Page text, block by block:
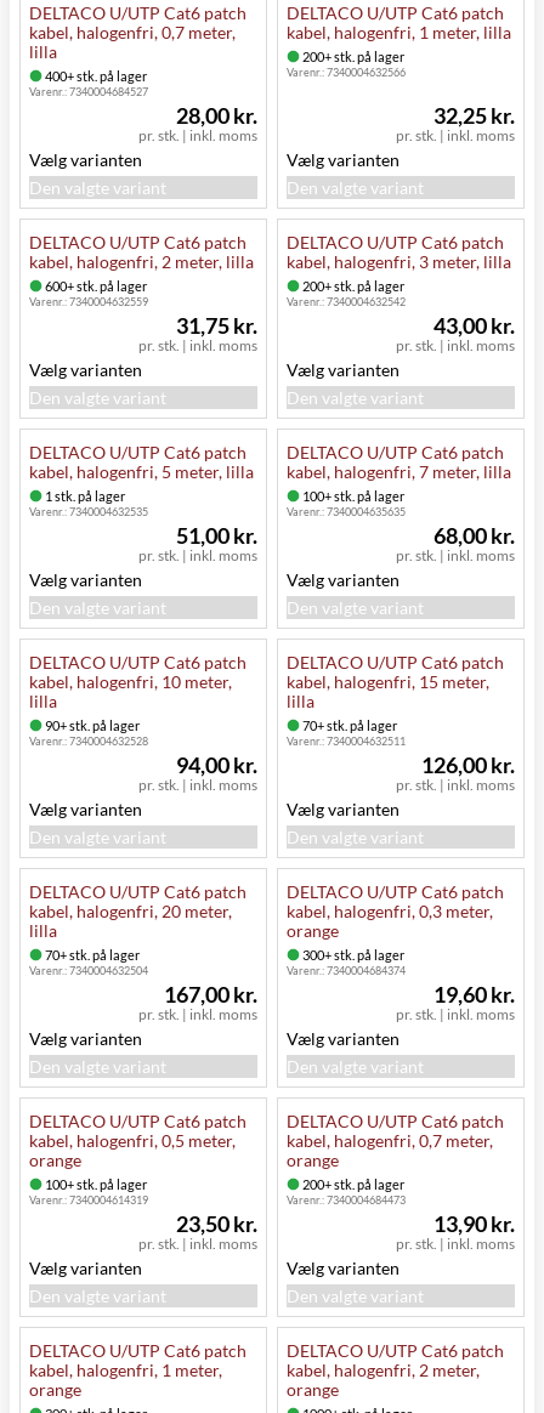
DELTACO U/UTP Cat6 patch
kabel, halogenfri, 0,7 meter,
lilla
400+ stk. på lager
Varenr.:7340004684527
pr. stk. | inkl. moms
28,00 kr.
Vælg varianten
Den valgte variant
DELTACO U/UTP Cat6 patch
kabel, halogenfri, 1 meter, lilla
200+ stk. på lager
Varenr.:7340004632566
pr. stk. | inkl. moms
32,25 kr.
Vælg varianten
Den valgte variant
DELTACO U/UTP Cat6 patch
kabel, halogenfri, 2 meter, lilla
600+ stk. på lager
Varenr.:7340004632559
pr. stk. | inkl. moms
31,75 kr.
Vælg varianten
Den valgte variant
DELTACO U/UTP Cat6 patch
kabel, halogenfri, 3 meter, lilla
200+ stk. på lager
Varenr.:7340004632542
pr. stk. | inkl. moms
43,00 kr.
Vælg varianten
Den valgte variant
DELTACO U/UTP Cat6 patch
kabel, halogenfri, 5 meter, lilla
1 stk. på lager
Varenr.:7340004632535
pr. stk. | inkl. moms
51,00 kr.
Vælg varianten
Den valgte variant
DELTACO U/UTP Cat6 patch
kabel, halogenfri, 7 meter, lilla
100+ stk. på lager
Varenr.:7340004635635
pr. stk. | inkl. moms
68,00 kr.
Vælg varianten
Den valgte variant
DELTACO U/UTP Cat6 patch
kabel, halogenfri, 10 meter,
lilla
90+ stk. på lager
Varenr.:7340004632528
pr. stk. | inkl. moms
94,00 kr.
Vælg varianten
Den valgte variant
DELTACO U/UTP Cat6 patch
kabel, halogenfri, 15 meter,
lilla
70+ stk. på lager
Varenr.:7340004632511
pr. stk. | inkl. moms
126,00 kr.
Vælg varianten
Den valgte variant
DELTACO U/UTP Cat6 patch
kabel, halogenfri, 20 meter,
lilla
70+ stk. på lager
Varenr.:7340004632504
pr. stk. | inkl. moms
167,00 kr.
Vælg varianten
Den valgte variant
DELTACO U/UTP Cat6 patch
kabel, halogenfri, 0,3 meter,
orange
300+ stk. på lager
Varenr.:7340004684374
pr. stk. | inkl. moms
19,60 kr.
Vælg varianten
Den valgte variant
DELTACO U/UTP Cat6 patch
kabel, halogenfri, 0,5 meter,
orange
100+ stk. på lager
Varenr.:7340004614319
pr. stk. | inkl. moms
23,50 kr.
Vælg varianten
Den valgte variant
DELTACO U/UTP Cat6 patch
kabel, halogenfri, 0,7 meter,
orange
200+ stk. på lager
Varenr.:7340004684473
pr. stk. | inkl. moms
13,90 kr.
Vælg varianten
Den valgte variant
DELTACO U/UTP Cat6 patch
kabel, halogenfri, 1 meter,
orange
DELTACO U/UTP Cat6 patch
kabel, halogenfri, 2 meter,
orange